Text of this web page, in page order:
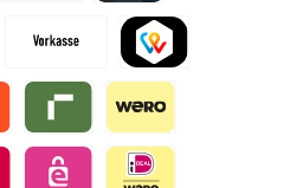
Vorkasse TWINT by mollie
mollieRiverty by mollie
Wero
Credit card by mollie